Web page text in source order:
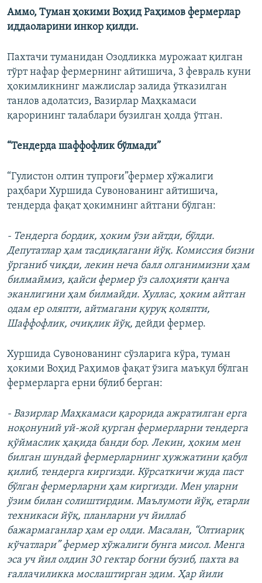
Аммо, Туман ҳокими Воҳид Раҳимов фермерлар
иддаоларини инкор қилди.
Пахтачи туманидан Озодликка мурожаат қилган
тўрт нафар фермернинг айтишича, 3 февраль куни
ҳокимликнинг мажлислар залида ўтказилган
танлов адолатсиз, Вазирлар Маҳкамаси
қарорининг талаблари бузилган ҳолда ўтган.
“Тендерда шаффофлик бўлмади”
“Гулистон олтин тупроғи”фермер хўжалиги
раҳбари Хуршида Сувонованинг айтишича,
тендерда фақат ҳокимнинг айтгани бўлган:
- Тендерга бордик, ҳоким ўзи айтди, бўлди.
Депутатлар ҳам тасдиқлагани йўқ. Комиссия бизни
ўрганиб чиқди, лекин неча балл олганимизни ҳам
билмаймиз, қайси фермер ўз салоҳияти қанча
эканлигини ҳам билмайди. Хуллас, ҳоким айтган
одам ер оляпти, айтмагани қуруқ қоляпти,
Шаффофлик, очиқлик йўқ, дейди фермер.
Хуршида Сувонованинг сўзларига кўра, туман
ҳокими Воҳид Раҳимов фақат ўзига маъқул бўлган
фермерларга ерни бўлиб берган:
- Вазирлар Маҳкамаси қарорида ажратилган ерга
ноқонуний уй-жой қурган фермерларни тендерга
қўймаслик ҳақида банди бор. Лекин, ҳоким мен
билган шундай фермерларнинг ҳужжатини қабул
қилиб, тендерга киргизди. Кўрсаткичи жуда паст
бўлган фермерларни ҳам киргизди. Мен уларни
ўзим билан солиштирдим. Маълумоти йўқ, етарли
техникаси йўқ, планларни уч йиллаб
бажармаганлар ҳам ер олди. Масалан, “Олтиариқ
кўчатлари” фермер хўжалиги бунга мисол. Менга
эса уч йил олдин 30 гектар боғни бузиб, пахта ва
ғаллачиликка мослаштирган эдим. Ҳар йили